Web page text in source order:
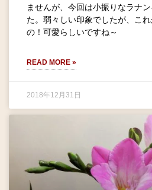
ませんが、今回は小振りなラナ
た。弱々しい印象でしたが、こ
の！可愛らしいですね～
READ MORE »
2018年12月31日